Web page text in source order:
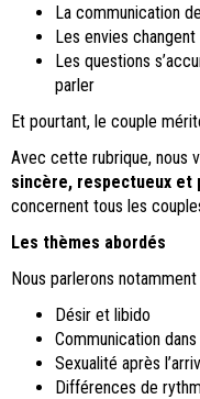
La communication
Les envies changent
Les questions
parler
Et pourtant, le couple
Avec cette rubrique, nous
sincère, respectueux et
concernent tous les
Les thèmes abordés
Nous parlerons notamment
Désir et libido
Communication
Sexualité après
Différences de